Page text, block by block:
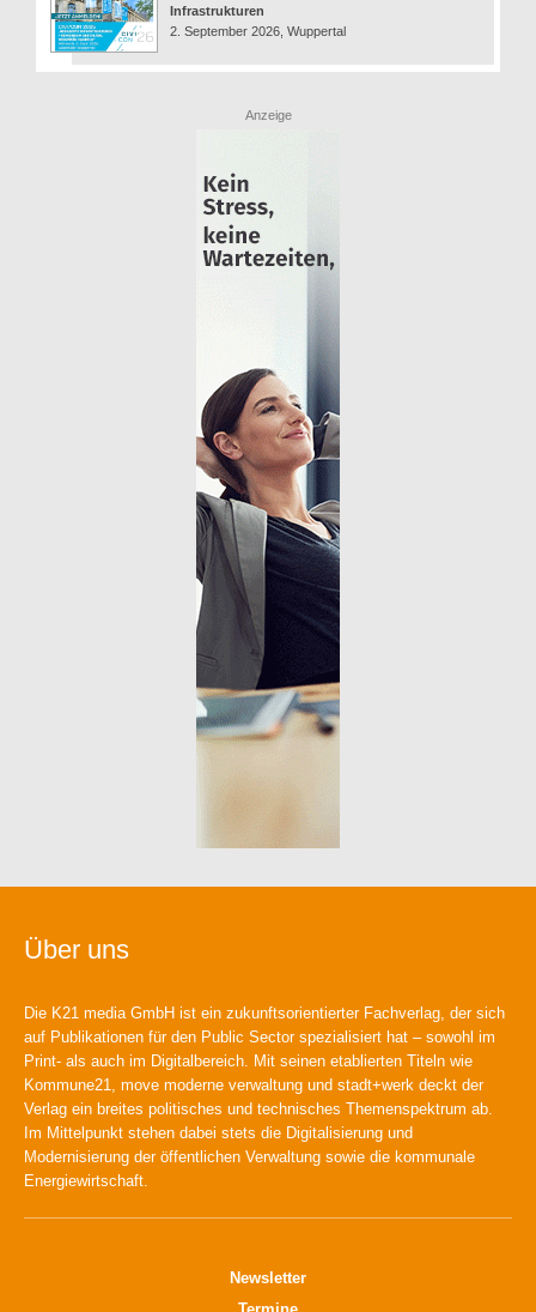
Infrastrukturen
2. September 2026, Wuppertal
Anzeige
Über uns
Die K21 media GmbH ist ein zukunftsorientierter Fachverlag, der sich
auf Publikationen für den Public Sector spezialisiert hat – sowohl im
Print- als auch im Digitalbereich. Mit seinen etablierten Titeln wie
Kommune21, move moderne verwaltung und stadt+werk deckt der
Verlag ein breites politisches und technisches Themenspektrum ab.
Im Mittelpunkt stehen dabei stets die Digitalisierung und
Modernisierung der öffentlichen Verwaltung sowie die kommunale
Energiewirtschaft.
Newsletter